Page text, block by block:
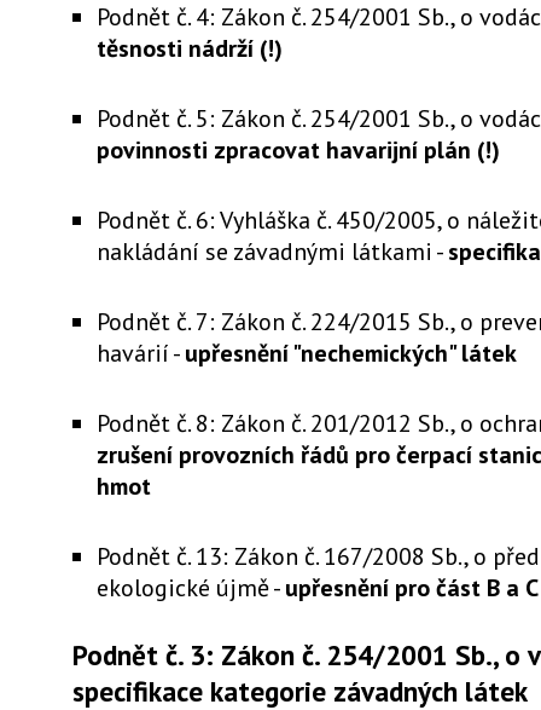
Podnět č. 4: Zákon č. 254/2001 Sb., o
těsnosti nádrží (!)
Podnět č. 5: Zákon č. 254/2001 Sb., o
povinnosti zpracovat havarijní plán (!)
Podnět č. 6: Vyhláška č. 450/2005, o
nakládání se závadnými látkami -
Podnět č. 7: Zákon č. 224/2015 Sb., o
havárií -upřesnění "nechemických" látek
Podnět č. 8: Zákon č. 201/2012 Sb., o
zrušení provozních řádů pro čerpací
hmot
Podnět č. 13: Zákon č. 167/2008 Sb., o
ekologické újmě -upřesnění pro část B a C
Podnět č. 3: Zákon č. 254/2001 Sb., o
specifikace kategorie závadných látek